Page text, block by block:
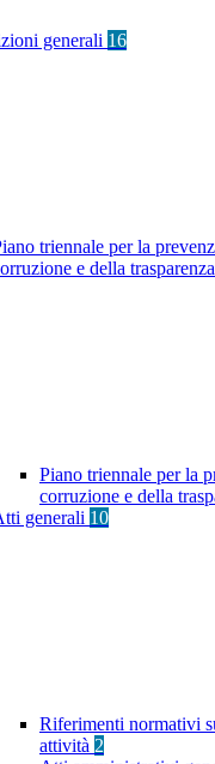
generali 16
triennale per la
e della trasparenza
Piano triennale per la
corruzione e della
generali 10
Riferimenti normativi
attività 2